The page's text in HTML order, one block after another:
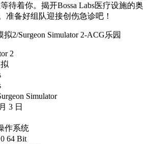
待着你。揭开Bossa Labs医疗设施的奥
准备好组队迎接创伤急诊吧！
2
Simulator
3 日
作系统
64 Bit